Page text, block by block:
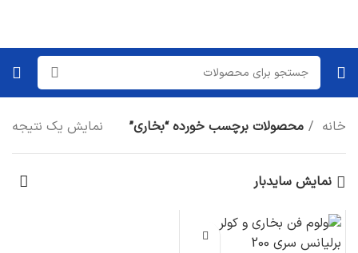
خانه محصولات برچسب خورده “بخاری” نمایش یک نتیجه
نمایش سایدبار